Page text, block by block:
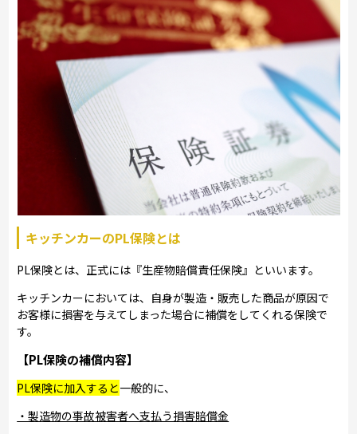
キッチンカーのPL保険とは
PL保険とは、正式には『生産物賠償責任保険』といいます。
キッチンカーにおいては、自身が製造・販売した商品が原因で
お客様に損害を与えてしまった場合に補償をしてくれる保険で
す。
【PL保険の補償内容】
PL保険に加入すると一般的に、
・製造物の事故被害者へ支払う損害賠償金